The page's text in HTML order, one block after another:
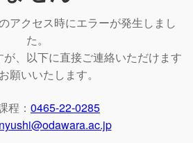
アクセス時にエラーが発生しまし
た。
、以下に直接ご連絡いただけます
願いいたします。
程： 0465-22-0285
nyushi@odawara.ac.jp